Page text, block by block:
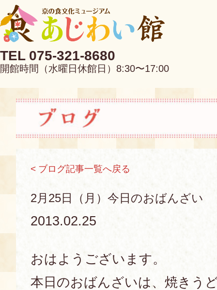
TEL 075-321-8680
開館時間（水曜日休館日）8:30〜17:00
EN 中文
当館について
京の食文化について
料理教室
< ブログ記事一覧へ戻る
2月25日（月）今日のおばんざい
2013.02.25
おはようございます。
本日のおばんざいは、焼きう